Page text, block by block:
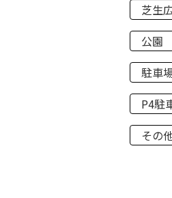
芝生
公園
駐車
P4駐
その